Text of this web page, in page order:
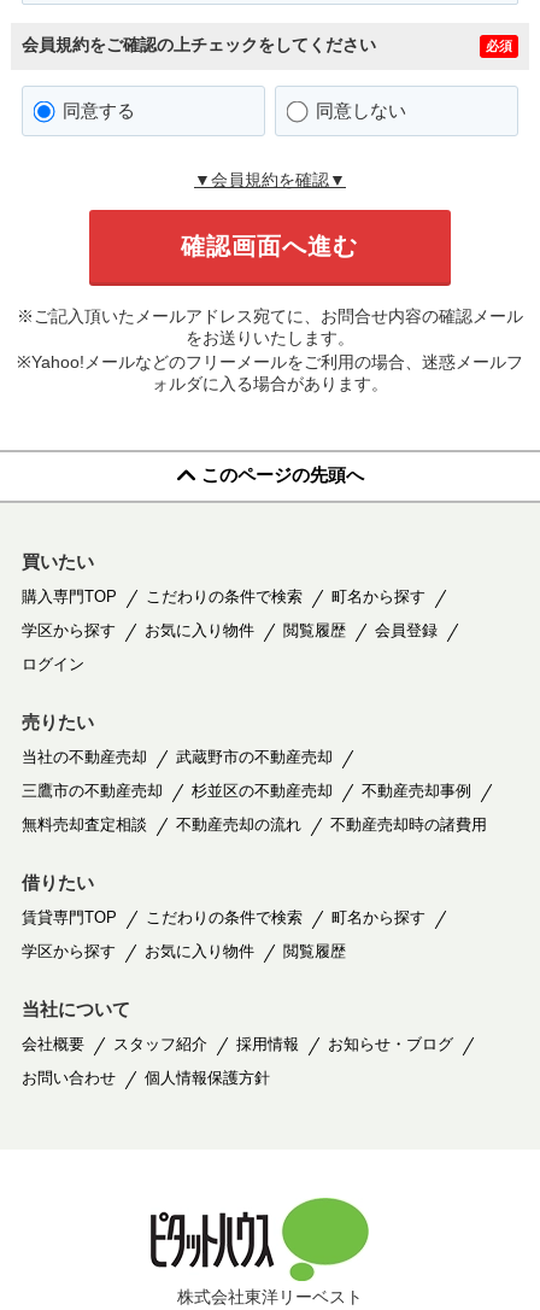
会員規約をご確認の上チェックをしてください 必須
同意する 同意しない
▼会員規約を確認▼
※ご記入頂いたメールアドレス宛てに、お問合せ内容の確認メール
をお送りいたします。
※Yahoo!メールなどのフリーメールをご利用の場合、迷惑メールフ
ォルダに入る場合があります。
このページの先頭へ
買いたい
購入専門TOP こだわりの条件で検索
町名から探す
学区から探す
お気に入り物件 閲覧履歴
会員登録
ログイン
売りたい
当社の不動産売却
武蔵野市の不動産売却
三鷹市の不動産売却
杉並区の不動産売却
不動産売却事例
無料売却査定相談
不動産売却の流れ 不動産売却時の諸費用
借りたい
賃貸専門TOP こだわりの条件で検索
町名から探す
学区から探す
お気に入り物件 閲覧履歴
当社について
会社概要 スタッフ紹介 採用情報
お知らせ・ブログ
お問い合わせ
個人情報保護方針
株式会社東洋リーベスト